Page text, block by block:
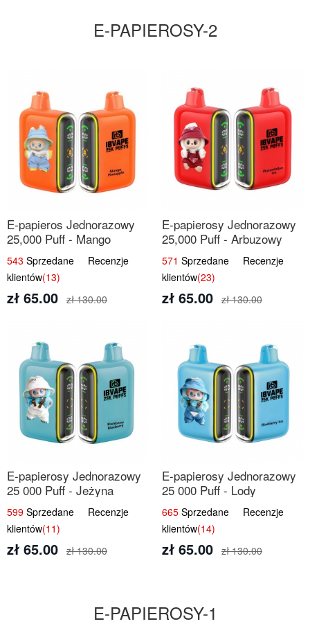
E-PAPIEROSY-2
E-papieros Jednorazowy
25,000 Puff - Mango
Ananas | Tropikalny Smak
543 Sprzedane Recenzje
klientów(13)
zł 65.00 zł 130.00
E-papierosy Jednorazowy
25,000 Puff - Arbuzowy
Lód | Orzeźwiający Smak
571 Sprzedane Recenzje
klientów(23)
zł 65.00 zł 130.00
E-papierosy Jednorazowy
25 000 Puff - Jeżyna
Jagoda | Leśne Owoce
599 Sprzedane Recenzje
klientów(11)
zł 65.00 zł 130.00
E-papierosy Jednorazowy
25 000 Puff - Lody
Jagodowe | Kremowy
Smak
665 Sprzedane Recenzje
klientów(14)
zł 65.00 zł 130.00
E-PAPIEROSY-1